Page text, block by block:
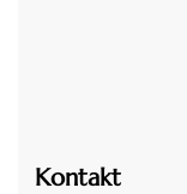
Kontakt